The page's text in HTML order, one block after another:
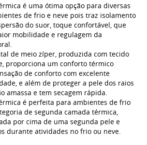
é uma ótima opção para diversas
de frio e neve pois traz isolamento
do suor, toque confortável, que
mobilidade e regulagem da
de meio zíper, produzida com tecido
proporciona um conforto térmico
de conforto com excelente
e além de proteger a pele dos raios
amassa e tem secagem rápida.
é perfeita para ambientes de frio
de segunda camada térmica,
por cima de uma segunda pele e
durante atividades no frio ou neve.